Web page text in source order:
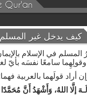
Qur'an
كيف يدخل غير
المسلم في الإسلام
وقولِهِما سامعًا نفسَه بأيّ
أراد قولَهما بالعربية
إلَّا اللهُ، وَأَشْهَدُ أَنَّ